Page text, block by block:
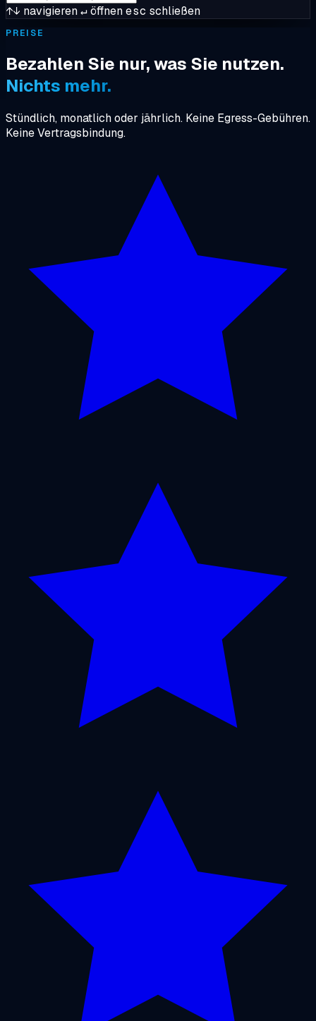
↑↓ navigieren↵öffnenesc schließen
PREISE
Bezahlen Sie nur, was Sie nutzen.
Nichts mehr.
Stündlich, monatlich oder jährlich. Keine Egress-Gebühren.
Keine Vertragsbindung.